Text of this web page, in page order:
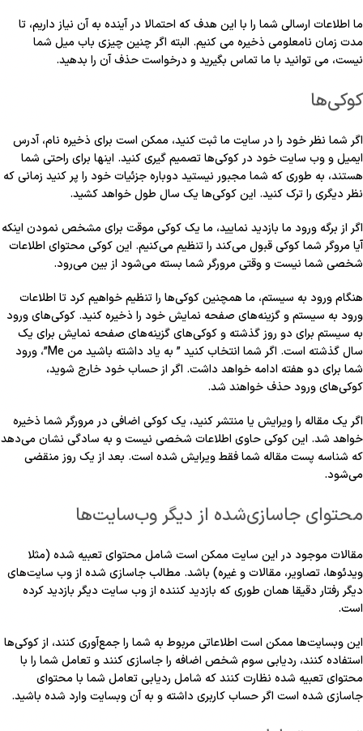
ما اطلاعات ارسالی شما را با این هدف که احتمالا در آینده به آن نیاز داریم، تا
مدت زمان نامعلومی ذخیره می کنیم. البته اگر چنین چیزی باب میل شما
نیست، می توانید با ما تماس بگیرید و درخواست حذف آن را بدهید.
کوکی‌ها
اگر شما نظر خود را در سایت ما ثبت کنید، ممکن است برای ذخیره نام، آدرس
ایمیل و وب سایت خود در کوکی‌ها تصمیم گیری کنید. اینها برای راحتی شما
هستند، به طوری که شما مجبور نیستید دوباره جزئیات خود را پر کنید زمانی که
نظر دیگری را ترک کنید. این کوکی‌ها یک سال طول خواهد کشید.
اگر از برگه ورود ما بازدید نمایید، ما یک کوکی موقت برای مشخص نمودن اینکه
آیا مروگر شما کوکی قبول می‌کند را تنظیم می‌کنیم. این کوکی محتوای اطلاعات
شخصی شما نیست و وقتی مرورگر شما بسته می‌شود از بین می‌رود.
هنگام ورود به سیستم، ما همچنین کوکی‌ها را تنظیم خواهیم کرد تا اطلاعات
ورود به سیستم و گزینه‌های صفحه نمایش خود را ذخیره کنید. کوکی‌های ورود
به سیستم برای دو روز گذشته و کوکی‌های گزینه‌های صفحه نمایش برای یک
سال گذشته است. اگر شما انتخاب کنید ” به یاد داشته باشید من Me”، ورود
شما برای دو هفته ادامه خواهد داشت. اگر از حساب خود خارج شوید،
کوکی‌های ورود حذف خواهند شد.
اگر یک مقاله را ویرایش یا منتشر کنید، یک کوکی اضافی در مرورگر شما ذخیره
خواهد شد. این کوکی حاوی اطلاعات شخصی نیست و به سادگی نشان می‌دهد
که شناسه پست مقاله شما فقط ویرایش شده است. بعد از یک روز منقضی
می‌شود.
محتوای جاسازی‌شده از دیگر وب‌سایت‌ها
مقالات موجود در این سایت ممکن است شامل محتوای تعبیه شده (مثلا
ویدئوها، تصاویر، مقالات و غیره) باشد. مطالب جاسازی شده از وب سایت‌های
دیگر رفتار دقیقا همان طوری که بازدید کننده از وب سایت دیگر بازدید کرده
است.
این وبسایت‌ها ممکن است اطلاعاتی مربوط به شما را جمع‌آوری کنند، از کوکی‌ها
استفاده کنند، ردیابی سوم شخص اضافه را جاسازی کنند و تعامل شما را با
محتوای تعبیه شده نظارت کنند که شامل ردیابی تعامل شما با محتوای
جاسازی شده است اگر حساب کاربری داشته و به آن وبسایت وارد شده باشید.